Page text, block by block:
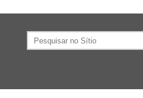
Pesquisar